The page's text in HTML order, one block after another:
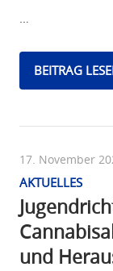
…
BEITRAG
17. November
AKTUELLES
und